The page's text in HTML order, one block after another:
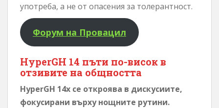
употреба, а не от опасения за толерантност.
Форум на Провацил
HyperGH 14 пъти по-висок в
отзивите на общността
HyperGH 14x се откроява в дискусиите,
фокусирани върху нощните рутини.